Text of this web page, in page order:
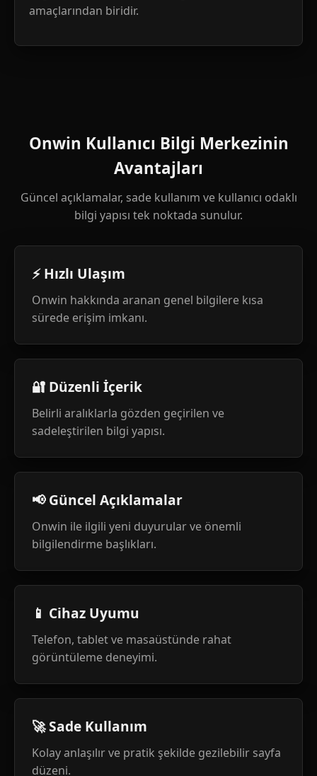
amaçlarından biridir.
Onwin Kullanıcı Bilgi Merkezinin
Avantajları
Güncel açıklamalar, sade kullanım ve kullanıcı odaklı
bilgi yapısı tek noktada sunulur.
⚡ Hızlı Ulaşım
Onwin hakkında aranan genel bilgilere kısa
sürede erişim imkanı.
🔐 Düzenli İçerik
Belirli aralıklarla gözden geçirilen ve
sadeleştirilen bilgi yapısı.
📢 Güncel Açıklamalar
Onwin ile ilgili yeni duyurular ve önemli
bilgilendirme başlıkları.
📱 Cihaz Uyumu
Telefon, tablet ve masaüstünde rahat
görüntüleme deneyimi.
🚀 Sade Kullanım
Kolay anlaşılır ve pratik şekilde gezilebilir sayfa
düzeni.